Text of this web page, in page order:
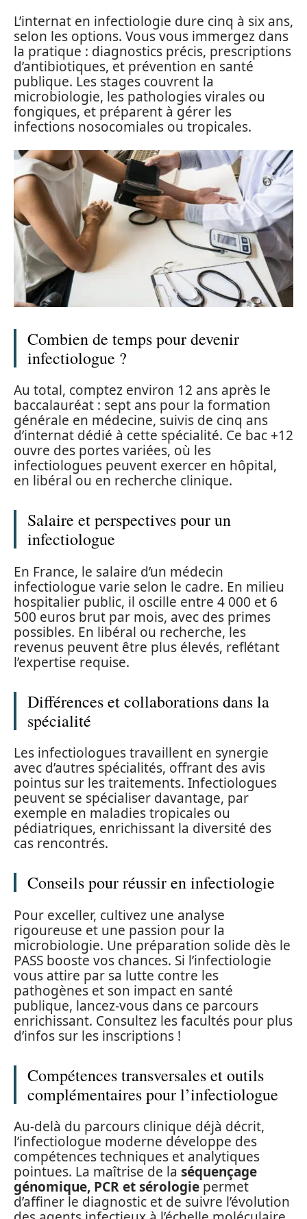
L’internat en infectiologie dure cinq à six ans,
selon les options. Vous vous immergez dans
la pratique : diagnostics précis, prescriptions
d’antibiotiques, et prévention en santé
publique. Les stages couvrent la
microbiologie, les pathologies virales ou
fongiques, et préparent à gérer les
infections nosocomiales ou tropicales.
Combien de temps pour devenir
infectiologue ?
Au total, comptez environ 12 ans après le
baccalauréat : sept ans pour la formation
générale en médecine, suivis de cinq ans
d’internat dédié à cette spécialité. Ce bac +12
ouvre des portes variées, où les
infectiologues peuvent exercer en hôpital,
en libéral ou en recherche clinique.
Salaire et perspectives pour un
infectiologue
En France, le salaire d’un médecin
infectiologue varie selon le cadre. En milieu
hospitalier public, il oscille entre 4 000 et 6
500 euros brut par mois, avec des primes
possibles. En libéral ou recherche, les
revenus peuvent être plus élevés, reflétant
l’expertise requise.
Différences et collaborations dans la
spécialité
Les infectiologues travaillent en synergie
avec d’autres spécialités, offrant des avis
pointus sur les traitements. Infectiologues
peuvent se spécialiser davantage, par
exemple en maladies tropicales ou
pédiatriques, enrichissant la diversité des
cas rencontrés.
Conseils pour réussir en infectiologie
Pour exceller, cultivez une analyse
rigoureuse et une passion pour la
microbiologie. Une préparation solide dès le
PASS booste vos chances. Si l’infectiologie
vous attire par sa lutte contre les
pathogènes et son impact en santé
publique, lancez-vous dans ce parcours
enrichissant. Consultez les facultés pour plus
d’infos sur les inscriptions !
Compétences transversales et outils
complémentaires pour l’infectiologue
Au-delà du parcours clinique déjà décrit,
l’infectiologue moderne développe des
compétences techniques et analytiques
pointues. La maîtrise de la séquençage
génomique, PCR et sérologie permet
d’affiner le diagnostic et de suivre l’évolution